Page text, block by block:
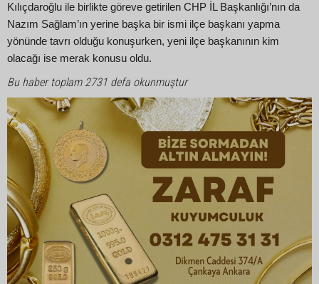
Kılıçdaroğlu ile birlikte göreve getirilen CHP İL Başkanlığı’nın da
Nazım Sağlam’ın yerine başka bir ismi ilçe başkanı yapma
yönünde tavrı olduğu konuşurken, yeni ilçe başkanının kim
olacağı ise merak konusu oldu.
Bu haber toplam 2731 defa okunmuştur